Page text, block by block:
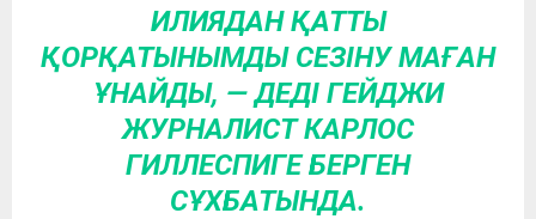
ИЛИЯДАН ҚАТТЫ
ҚОРҚАТЫНЫМДЫ СЕЗІНУ МАҒАН
ҰНАЙДЫ, — ДЕДІ ГЕЙДЖИ
ЖУРНАЛИСТ КАРЛОС
ГИЛЛЕСПИГЕ БЕРГЕН
СҰХБАТЫНДА.